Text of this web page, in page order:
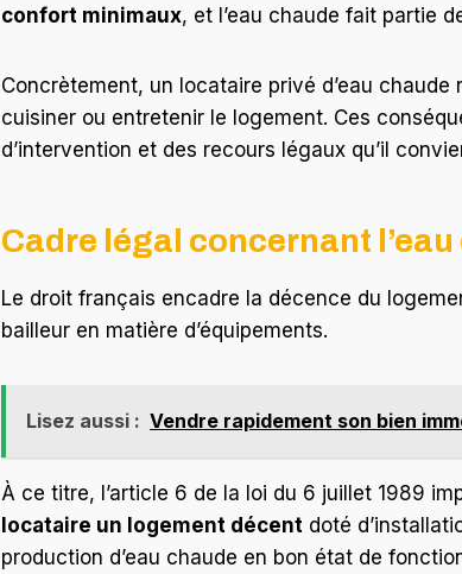
confort minimaux, et l’eau chaude fait partie
Concrètement, un locataire privé d’eau
cuisiner ou entretenir le logement. Ces
d’intervention et des recours légaux qu’il
Cadre légal concernant
Le droit français encadre la décence du
bailleur en matière d’équipements.
Lisez aussi : Vendre rapidement son bien
À ce titre, l’article 6 de la loi du 6 juillet 1989
locataire un logement décent doté
production d’eau chaude en bon état de